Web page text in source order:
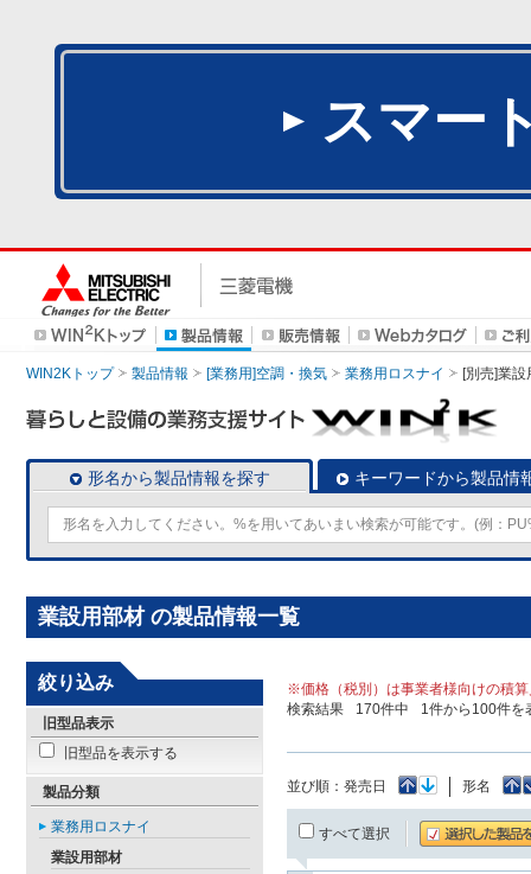
スマー
WIN2Kトップ 製品情報 [業務用]空調・換気 業務用ロスナイ [別売]業設
形名から製品情報を探す キーワードから製品情
業設用部材 の製品情報一覧
※価格（税別）は事業者様向けの積
検索結果
170件中 1件から 100件を
並び順： 発売日 形名
すべて選択
絞り込み
旧型品表示
旧型品を表示する
製品分類
業務用ロスナイ
業設用部材